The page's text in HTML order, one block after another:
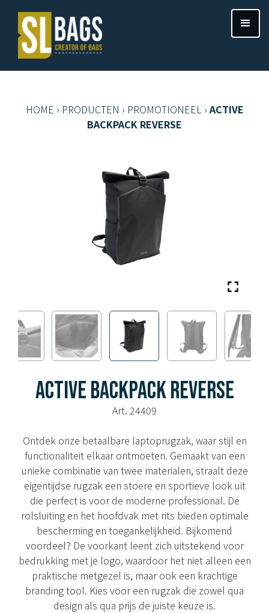
HOME › PRODUCTEN › PROMOTIONEEL›ACTIVE
BACKPACK REVERSE
ACTIVE BACKPACK REVERSE
Art. 24409
Ontdek onze betaalbare laptoprugzak, waar stijl en
functionaliteit elkaar ontmoeten. Gemaakt van een
unieke combinatie van twee materialen, straalt deze
eigentijdse rugzak een stoere en sportieve look uit
die perfect is voor de moderne professional. De
rolsluiting en het hoofdvak met rits bieden optimale
bescherming en toegankelijkheid. Bijkomend
voordeel? De voorkant leent zich uitstekend voor
bedrukking met je logo, waardoor het niet alleen een
praktische metgezel is, maar ook een krachtige
branding tool. Kies voor een rugzak die zowel qua
design als qua prijs de juiste keuze is.